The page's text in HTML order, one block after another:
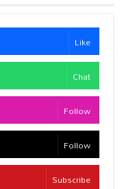
Like
Chat
Follow
Follow
Subscribe